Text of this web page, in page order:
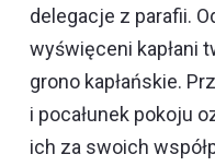
delegacje z parafii.
wyświęceni kapłani
grono kapłańskie.
i pocałunek pokoju
ich za swoich